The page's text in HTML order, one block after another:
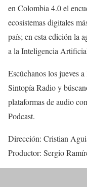
en Colombia 4.0 el
ecosistemas digitales
país; en esta edición la
a la Inteligencia
Escúchanos los jueves
Sintopía Radio y
plataformas de audio
Podcast.
Dirección: Cristian
Productor: Sergio